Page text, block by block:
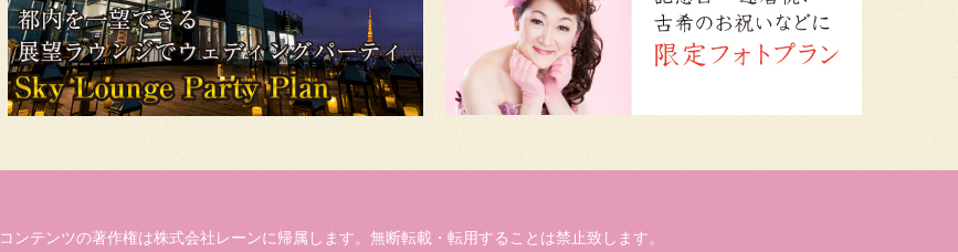
ンテンツの著作権は株式会社レーンに帰属します。無断転載・転用することは禁止致します。